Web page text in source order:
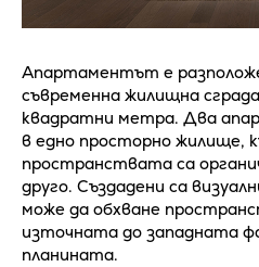
Апартаментът е
съвременна жилищна
квадратни метра. Два
в едно просторно жилище,
пространствата са
друго. Създадени са
може да обхване
източната до западната
планината.